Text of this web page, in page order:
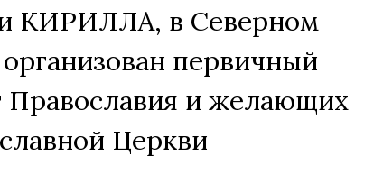
КИРИЛЛА, в Северном
первичный
и желающих
Церкви